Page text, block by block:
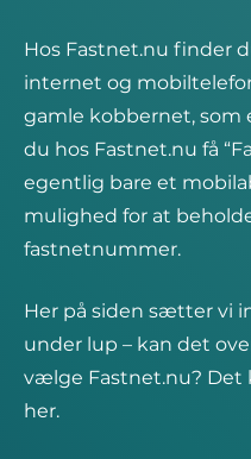
Hos Fastnet.nu finder
internet og
gamle kobbernet, som
du hos Fastnet.nu få
egentlig bare et
mulighed for at
fastnetnummer.
Her på siden sætter vi
under lup – kan det
vælge Fastnet.nu? Det
her.